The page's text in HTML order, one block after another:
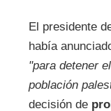
El presidente
había
"para detener
población
decisión de